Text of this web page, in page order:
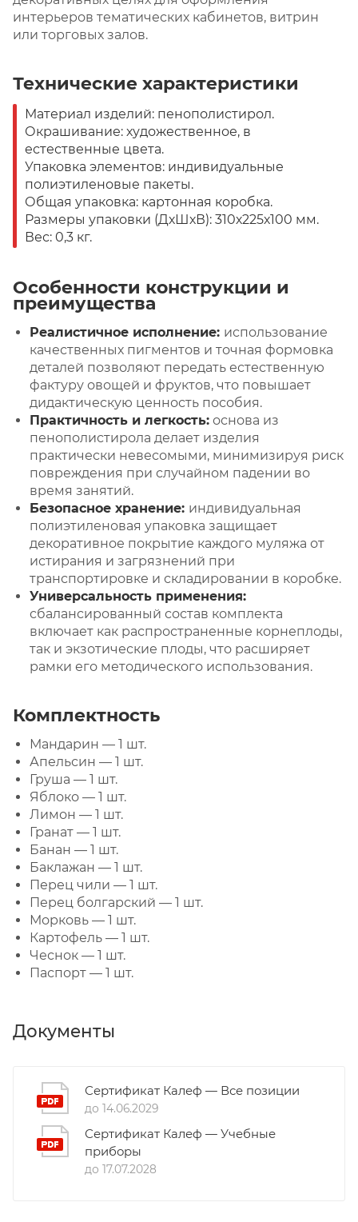
интерьеров тематических кабинетов, витрин
или торговых залов.
Технические характеристики
Материал изделий: пенополистирол.
Окрашивание: художественное, в
естественные цвета.
Упаковка элементов: индивидуальные
полиэтиленовые пакеты.
Общая упаковка: картонная коробка.
Размеры упаковки (ДхШхВ): 310х225х100 мм.
Вес: 0,3 кг.
Особенности конструкции и
преимущества
Реалистичное исполнение: использование
качественных пигментов и точная формовка
деталей позволяют передать естественную
фактуру овощей и фруктов, что повышает
дидактическую ценность пособия.
Практичность и легкость: основа из
пенополистирола делает изделия
практически невесомыми, минимизируя риск
повреждения при случайном падении во
время занятий.
Безопасное хранение: индивидуальная
полиэтиленовая упаковка защищает
декоративное покрытие каждого муляжа от
истирания и загрязнений при
транспортировке и складировании в коробке.
Универсальность применения:
сбалансированный состав комплекта
включает как распространенные корнеплоды,
так и экзотические плоды, что расширяет
рамки его методического использования.
Комплектность
Мандарин — 1 шт.
Апельсин — 1 шт.
Груша — 1 шт.
Яблоко — 1 шт.
Лимон — 1 шт.
Гранат — 1 шт.
Банан — 1 шт.
Баклажан — 1 шт.
Перец чили — 1 шт.
Перец болгарский — 1 шт.
Морковь — 1 шт.
Картофель — 1 шт.
Чеснок — 1 шт.
Паспорт — 1 шт.
Документы
Сертификат Калеф — Все позиции
до 14.06.2029
Сертификат Калеф — Учебные
приборы
до 17.07.2028